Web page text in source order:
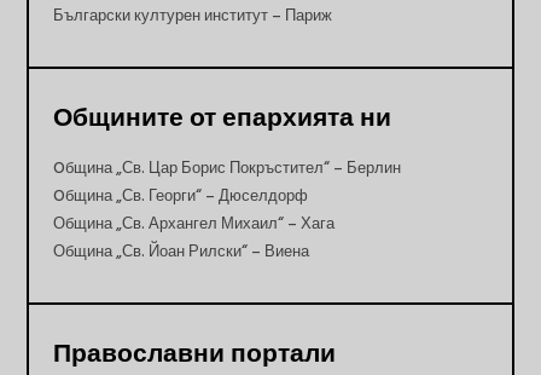
Български културен институт – Париж
Общините от епархията ни
Oбщина „Св. Цар Борис Покръстител“ – Берлин
Oбщина „Св. Георги“ – Дюселдорф
Община „Св. Архангел Михаил“ – Хага
Община „Св. Йоан Рилски“ – Виена
Православни портали